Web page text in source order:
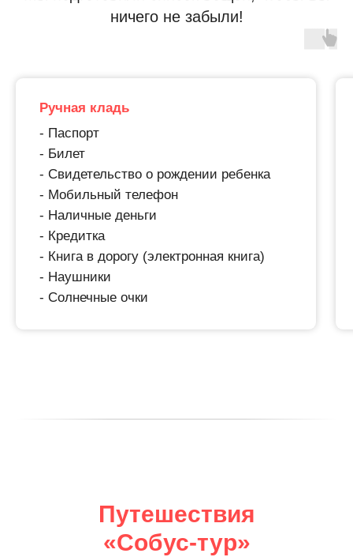
ничего не забыли!
Ручная кладь
- Паспорт
- Билет
- Свидетельство о рождении ребенка
- Мобильный телефон
- Наличные деньги
- Кредитка
- Книга в дорогу (электронная книга)
- Наушники
- Солнечные очки
Путешествия
«Собус-тур»